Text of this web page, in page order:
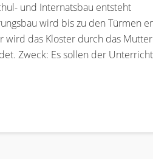
und Internatsbau entsteht
wird bis zu den Türmen
wird das Kloster durch das
Zweck: Es sollen der